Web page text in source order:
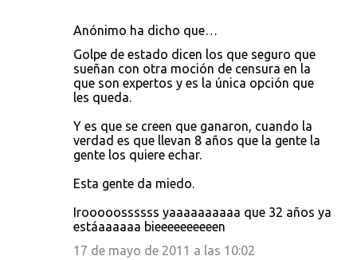
Anónimo ha dicho que…
Golpe de estado dicen los que seguro que
sueñan con otra moción de censura en la
que son expertos y es la única opción que
les queda.
Y es que se creen que ganaron, cuando la
verdad es que llevan 8 años que la gente la
gente los quiere echar.
Esta gente da miedo.
Irooooossssss yaaaaaaaaaa que 32 años ya
estáaaaaaa bieeeeeeeeeen
17 de mayo de 2011 a las 10:02